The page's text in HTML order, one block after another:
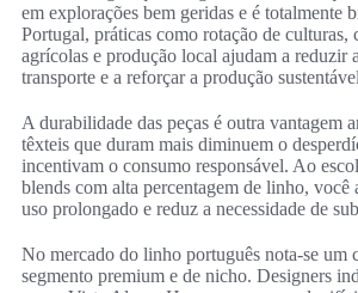
em explorações bem geridas e é totalmente
Portugal, práticas como rotação de culturas,
agrícolas e produção local ajudam a reduzir
transporte e a reforçar a produção
A durabilidade das peças é outra vantagem
têxteis que duram mais diminuem o
incentivam o consumo responsável. Ao
blends com alta percentagem de linho, você
uso prolongado e reduz a necessidade de
No mercado do linho português nota-se um
segmento premium e de nicho. Designers